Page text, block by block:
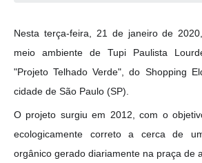
Nesta terça-feira, 21 de janeiro de
meio ambiente de Tupi Paulista
"Projeto Telhado Verde", do Shopping
cidade de São Paulo (SP).
O projeto surgiu em 2012, com o
ecologicamente correto a cerca de
orgânico gerado diariamente na praça de